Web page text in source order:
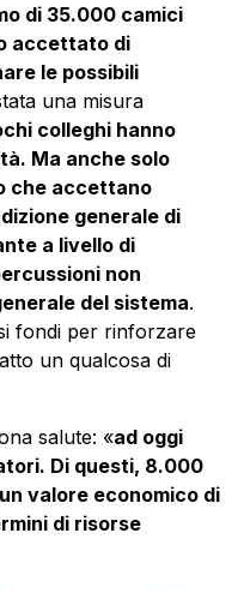
di 35.000 camici
accettato di
le possibili
una misura
colleghi hanno
Ma anche solo
che accettano
generale di
a livello di
non
del sistema.
fondi per rinforzare
un qualcosa di
salute: «ad oggi
Di questi, 8.000
valore economico di
di risorse